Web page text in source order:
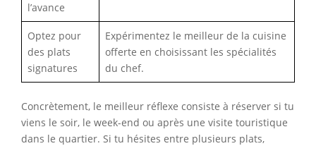
l’avance
Optez pour
des plats
signatures
Expérimentez le meilleur de la cuisine
offerte en choisissant les spécialités
du chef.
Concrètement, le meilleur réflexe consiste à réserver si tu
viens le soir, le week-end ou après une visite touristique
dans le quartier. Si tu hésites entre plusieurs plats,